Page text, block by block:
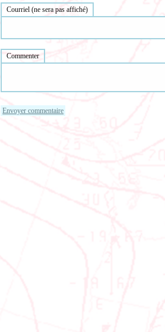
Courriel (ne sera pas affiché)
Commenter